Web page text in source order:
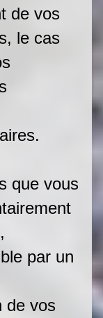
de vos
le cas
que vous
par un
de vos